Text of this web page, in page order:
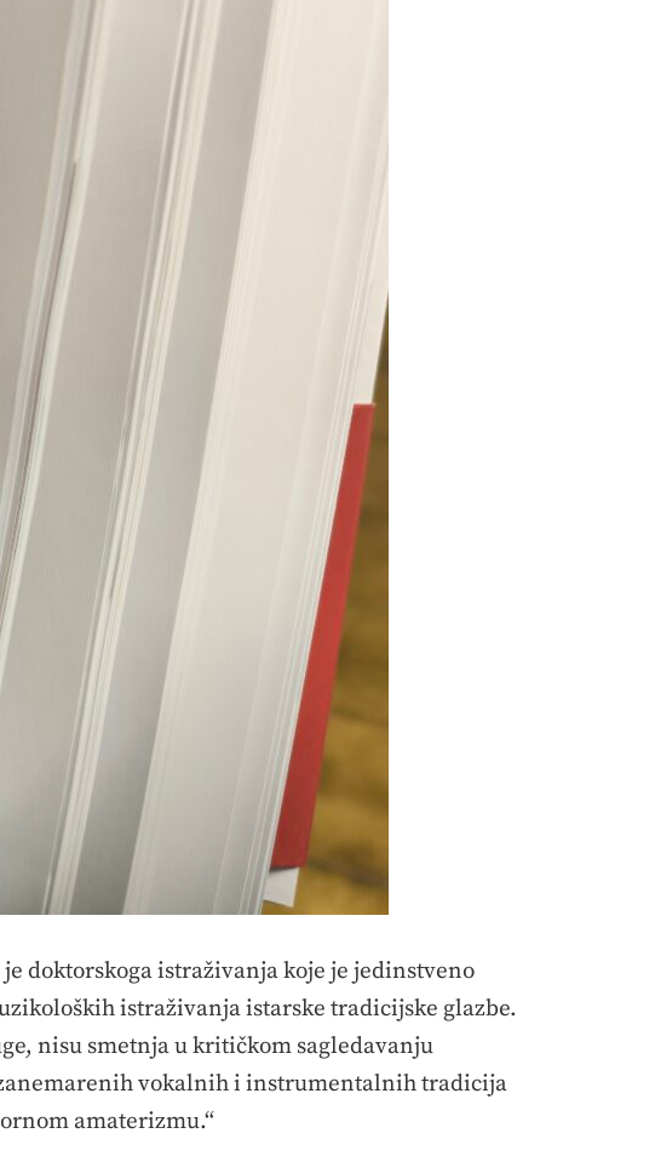
doktorskoga istraživanja koje je jedinstveno
istraživanja istarske tradicijske glazbe.
nisu smetnja u kritičkom sagledavanju
vokalnih i instrumentalnih tradicija
amaterizmu.“